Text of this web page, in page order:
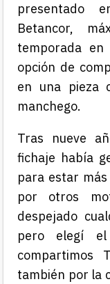
presentado
Betancor,
temporada
opción de
en una pieza
manchego.
Tras nueve
fichaje había
para estar
por otros
despejado
pero elegí
compartimos
también por la